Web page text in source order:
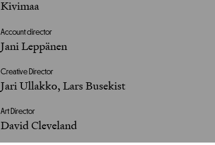
Kivimaa
Account director
Jani Leppänen
Creative Director
Jari Ullakko, Lars Busekist
Art Director
David Cleveland